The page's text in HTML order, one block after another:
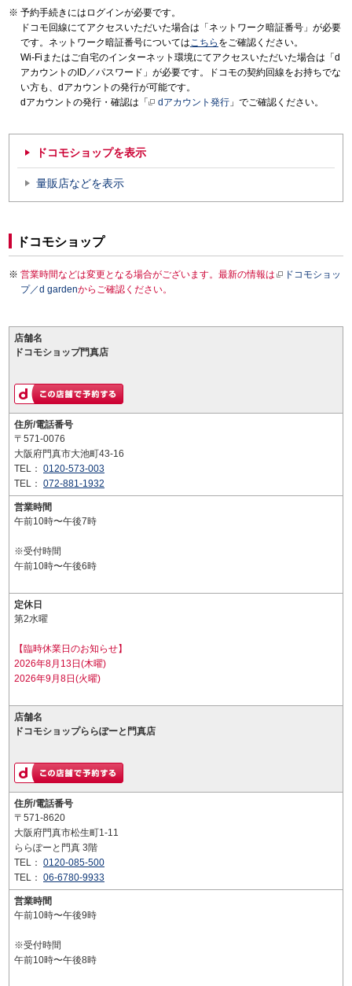
予約手続きにはログインが必要です。
ドコモ回線にてアクセスいただいた場合は「ネットワーク暗証番号」が必要
です。ネットワーク暗証番号についてはこちら をご確認ください。
Wi-Fiまたはご自宅のインターネット環境にてアクセスいただいた場合は「d
アカウントのID／パスワード」が必要です。ドコモの契約回線をお持ちでな
い方も、dアカウントの発行が可能です。
dアカウントの発行・確認は「
dアカウント発行 」でご確認ください。
ドコモショップを表示
量販店などを表示
ドコモショップ
営業時間などは変更となる場合がございます。最新の情報は
ドコモショッ
プ／d gardenからご確認ください。
店舗名
ドコモショップ門真店
住所/電話番号
〒571-0076
大阪府門真市大池町43-16
TEL： 0120-573-003
TEL： 072-881-1932
営業時間
午前10時〜午後7時
※受付時間
午前10時〜午後6時
定休日
第2水曜
【臨時休業日のお知らせ】
2026年8月13日(木曜)
2026年9月8日(火曜)
店舗名
ドコモショップららぽーと門真店
住所/電話番号
〒571-8620
大阪府門真市松生町1-11
ららぽーと門真 3階
TEL： 0120-085-500
TEL： 06-6780-9933
営業時間
午前10時〜午後9時
※受付時間
午前10時〜午後8時